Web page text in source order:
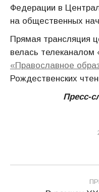
Федерации в
на общественных
Прямая трансляция
велась
«Православное
Рождественских
Пресс-
Навигация